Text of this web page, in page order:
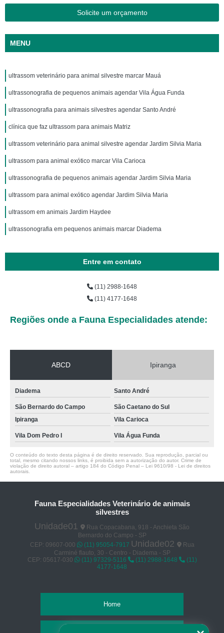
Solicite um orçamento
MENU
ultrassom veterinário para animal silvestre marcar Mauá
ultrassonografia de pequenos animais agendar Vila Água Funda
ultrassonografia para animais silvestres agendar Santo André
clínica que faz ultrassom para animais Matriz
ultrassom veterinário para animal silvestre agendar Jardim Silvia Maria
ultrassom para animal exótico marcar Vila Carioca
ultrassonografia de pequenos animais agendar Jardim Silvia Maria
ultrassom para animal exótico agendar Jardim Silvia Maria
ultrassom em animais Jardim Haydee
ultrassonografia em pequenos animais marcar Diadema
Entre em contato
(11) 2988-1648
(11) 4177-1648
Regiões onde a Fauna Especialidades atende:
ABCD Ipiranga
Diadema Santo André
São Bernardo do Campo
São Caetano do Sul
Ipiranga
Vila Carioca
Vila Dom Pedro I Vila Água Funda
O conteúdo do texto desta página é de direito reservado. Sua reprodução, parcial ou
total, mesmo citando nossos links, é proibida sem a autorização do autor. Crime de
violação de direito autoral – artigo 184 do Código Penal – Lei 9610/98 - Lei de direitos
autorais
Fauna Especialidades Veterinário de animais
silvestres
Unidade01
Rua Copacabana, 918 - Anchieta São
Bernardo do Campo - SP
CEP: 09607-000
(11) 95054-7917 Unidade02
Rua
Carminé flauto, 30 - Centro - Diadema - SP
CEP: 05617-030
(11) 97329-5116 (11) 2988-1648
(11)
4177-1648
Home